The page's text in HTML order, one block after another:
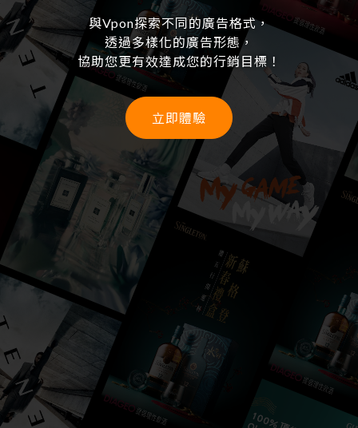
與Vpon探索不同的廣告格式，​
透過多樣化的廣告形態，
協助您更有效達成您的行銷目標！
立即體驗